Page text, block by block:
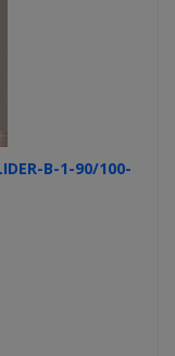
B-1-90/100-